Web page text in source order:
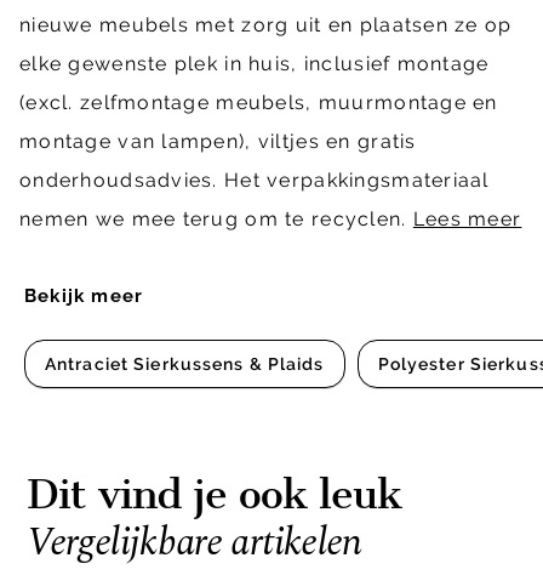
Bekijk meer
Antraciet Sierkussens & Plaids Polyester
nieuwe meubels met zorg uit en plaatsen ze op
elke gewenste plek in huis, inclusief montage
(excl. zelfmontage meubels, muurmontage en
montage van lampen), viltjes en gratis
onderhoudsadvies. Het verpakkingsmateriaal
nemen we mee terug om te recyclen. Lees meer
Dit vind je ook leuk
Vergelijkbare artikelen